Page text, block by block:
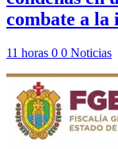
combate a la
11 horas 0 0 Noticias